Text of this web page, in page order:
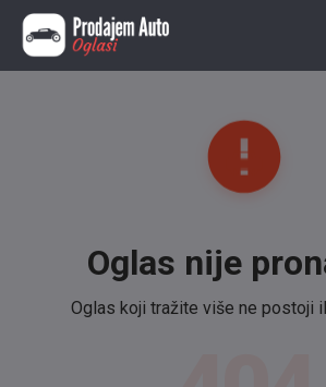
Oglas nije
Oglas koji tražite više ne postoji